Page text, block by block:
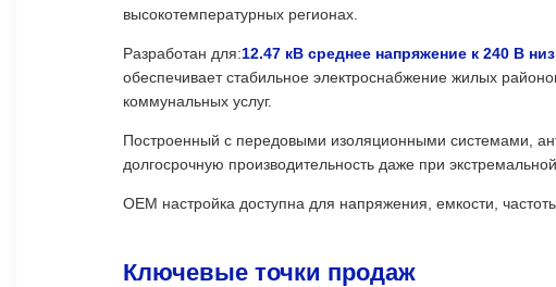
высокотемпературных регионах.
Разработан для:12.47 кВ среднее напряжение к 240 В
обеспечивает стабильное электроснабжение жилых
коммунальных услуг.
Построенный с передовыми изоляционными системами,
долгосрочную производительность даже при
OEM настройка доступна для напряжения, емкости,
Ключевые точки продаж